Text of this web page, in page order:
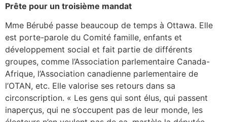
Prête pour un troisième mandat
Mme Bérubé passe beaucoup de temps à Ottawa. Elle
est porte-parole du Comité famille, enfants et
développement social et fait partie de différents
groupes, comme l’Association parlementaire Canada-
Afrique, l’Association canadienne parlementaire de
l’OTAN, etc. Elle valorise ses retours dans sa
circonscription. « Les gens qui sont élus, qui passent
inaperçus, qui ne s’occupent pas de leur monde, les